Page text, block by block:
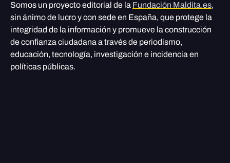
Somos un proyecto editorial de la Fundación Maldita.es,
sin ánimo de lucro y con sede en España, que protege la
integridad de la información y promueve la construcción
de confianza ciudadana a través de periodismo,
educación, tecnología, investigación e incidencia en
políticas públicas.